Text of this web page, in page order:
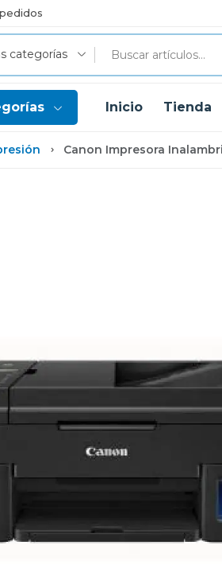
categorías
Inicio Tienda
Canon Impresora